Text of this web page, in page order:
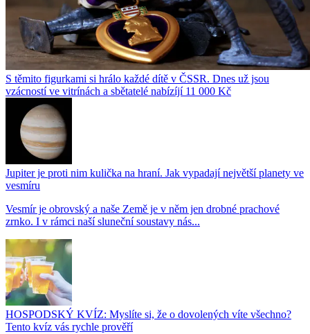
S těmito figurkami si hrálo každé dítě v ČSSR. Dnes už jsou
vzácností ve vitrínách a sbětatelé nabízíjí 11 000 Kč
Jupiter je proti nim kulička na hraní. Jak vypadají největší planety ve
vesmíru
Vesmír je obrovský a naše Země je v něm jen drobné prachové
zrnko. I v rámci naší sluneční soustavy nás...
HOSPODSKÝ KVÍZ: Myslíte si, že o dovolených víte všechno?
Tento kvíz vás rychle prověří